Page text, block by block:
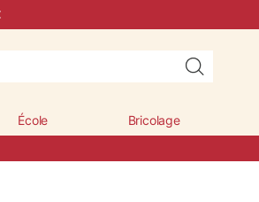
École Bricolage